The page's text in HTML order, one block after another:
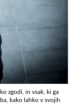
zgodi, in vsak, ki ga
kako lahko v svojih